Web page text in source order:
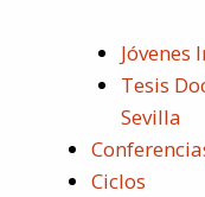
Jóvenes
Tesis
Sevilla
Ciclos